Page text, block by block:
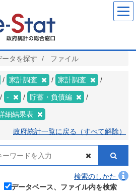
ータを探す ファイル
家計調査 家計調査
- 貯蓄・負債編
細結果表
政府統計一覧に戻る（すべて解除）
検索のしかた
データベース、ファイル内を検索